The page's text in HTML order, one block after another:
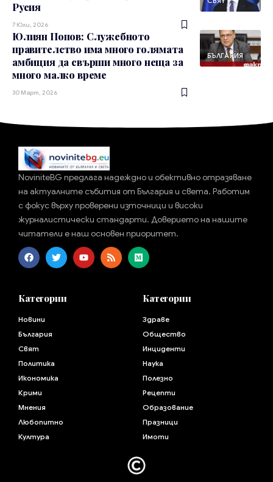
Русия
7 Юли, 2026
БЪЛГАРИЯ
Юлиян Попов: Служебното
правителство има много голямата
амбиция да свърши много неща за
много малко време
30 Март, 2026
NoviniteBG предлага надеждно и обективно отразяване
на актуалните събития от България и света. Работим
с фокус върху проверени източници и високи
журналистически стандарти. Доверието на нашите
читатели е наш основен приоритет.
Категории
Новини
България
Свят
Политика
Икономика
Крими
Мнения
Любопитно
Култура
Категории
Здраве
Общество
Инциденти
Наука
Полезно
Рецепти
Образование
Празници
Имоти